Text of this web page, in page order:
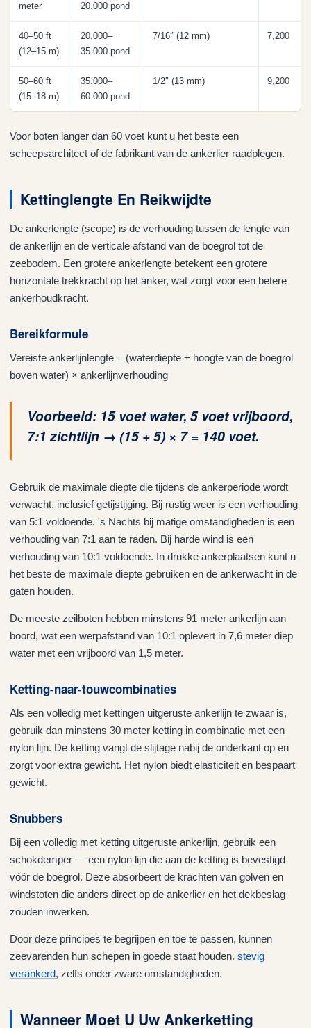
meter
20.000 pond
40–50 ft
(12–15 m)
20.000–
35.000 pond
7/16″ (12 mm) 7,200
50–60 ft
(15–18 m)
35.000–
60.000 pond
1/2″ (13 mm) 9,200
Voor boten langer dan 60 voet kunt u het beste een
scheepsarchitect of de fabrikant van de ankerlier raadplegen.
Kettinglengte En Reikwijdte
De ankerlengte (scope) is de verhouding tussen de lengte van
de ankerlijn en de verticale afstand van de boegrol tot de
zeebodem. Een grotere ankerlengte betekent een grotere
horizontale trekkracht op het anker, wat zorgt voor een betere
ankerhoudkracht.
Bereikformule
Vereiste ankerlijnlengte = (waterdiepte + hoogte van de boegrol
boven water) × ankerlijnverhouding
Voorbeeld: 15 voet water, 5 voet vrijboord,
7:1 zichtlijn → (15 + 5) × 7 = 140 voet.
Gebruik de maximale diepte die tijdens de ankerperiode wordt
verwacht, inclusief getijstijging. Bij rustig weer is een verhouding
van 5:1 voldoende. 's Nachts bij matige omstandigheden is een
verhouding van 7:1 aan te raden. Bij harde wind is een
verhouding van 10:1 voldoende. In drukke ankerplaatsen kunt u
het beste de maximale diepte gebruiken en de ankerwacht in de
gaten houden.
De meeste zeilboten hebben minstens 91 meter ankerlijn aan
boord, wat een werpafstand van 10:1 oplevert in 7,6 meter diep
water met een vrijboord van 1,5 meter.
Ketting-naar-touwcombinaties
Als een volledig met kettingen uitgeruste ankerlijn te zwaar is,
gebruik dan minstens 30 meter ketting in combinatie met een
nylon lijn. De ketting vangt de slijtage nabij de onderkant op en
zorgt voor extra gewicht. Het nylon biedt elasticiteit en bespaart
gewicht.
Snubbers
Bij een volledig met ketting uitgeruste ankerlijn, gebruik een
schokdemper — een nylon lijn die aan de ketting is bevestigd
vóór de boegrol. Deze absorbeert de krachten van golven en
windstoten die anders direct op de ankerlier en het dekbeslag
zouden inwerken.
Door deze principes te begrijpen en toe te passen, kunnen
zeevarenden hun schepen in goede staat houden. stevig
verankerd, zelfs onder zware omstandigheden.
Wanneer Moet U Uw Ankerketting